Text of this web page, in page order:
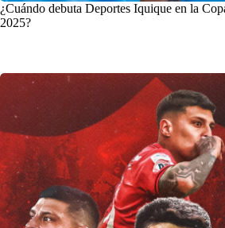
¿Cuándo debuta Deportes Iquique en la
2025?